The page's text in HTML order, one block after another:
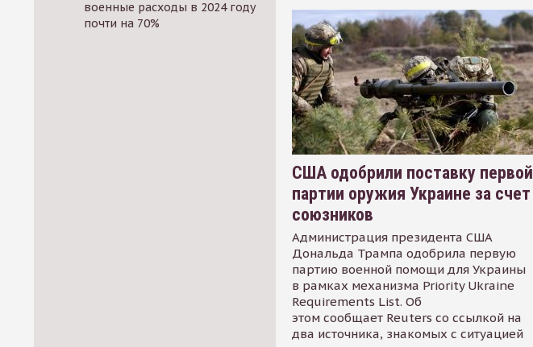
военные расходы в 2024 году
почти на 70%
США одобрили поставку первой
партии оружия Украине за счет
союзников
Администрация президента США
Дональда Трампа одобрила первую
партию военной помощи для Украины
в рамках механизма Priority Ukraine
Requirements List. Об
этом сообщает Reuters со ссылкой на
два источника, знакомых с ситуацией